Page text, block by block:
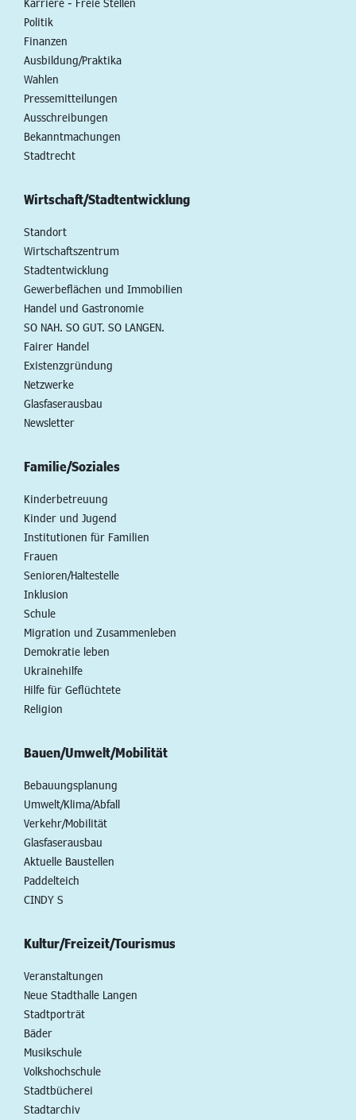
Politik
Finanzen
Ausbildung/Praktika
Wahlen
Pressemitteilungen
Ausschreibungen
Bekanntmachungen
Stadtrecht
Wirtschaft/Stadtentwicklung
Standort
Wirtschaftszentrum
Stadtentwicklung
Gewerbeflächen und Immobilien
Handel und Gastronomie
SO NAH. SO GUT. SO LANGEN.
Fairer Handel
Existenzgründung
Netzwerke
Glasfaserausbau
Newsletter
Familie/Soziales
Kinderbetreuung
Kinder und Jugend
Institutionen für Familien
Frauen
Senioren/Haltestelle
Inklusion
Schule
Migration und Zusammenleben
Demokratie leben
Ukrainehilfe
Hilfe für Geflüchtete
Religion
Bauen/Umwelt/Mobilität
Bebauungsplanung
Umwelt/Klima/Abfall
Verkehr/Mobilität
Glasfaserausbau
Aktuelle Baustellen
Paddelteich
CINDY S
Kultur/Freizeit/Tourismus
Veranstaltungen
Neue Stadthalle Langen
Stadtporträt
Bäder
Musikschule
Volkshochschule
Stadtbücherei
Stadtarchiv